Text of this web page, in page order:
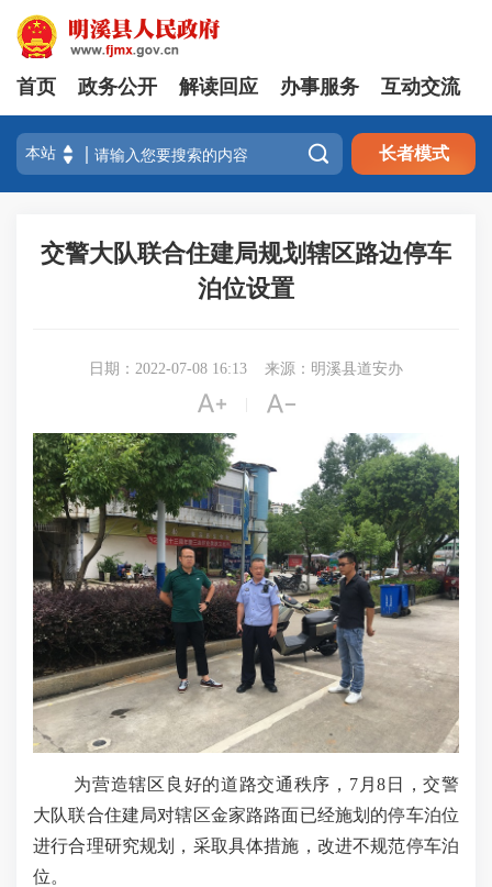
首页 政务公开 解读回应 办事服务 互动交流
 长者模式
交警大队联合住建局规划辖区路边停车
泊位设置
日期：2022-07-08 16:13 来源：明溪县道安办
 
为营造辖区良好的道路交通秩序， 7月8日，交警
大队联合住建局对辖区金家路路面已经施划的停车泊位
进行合理研究规划，采取具体措施，改进不规范停车泊
位。